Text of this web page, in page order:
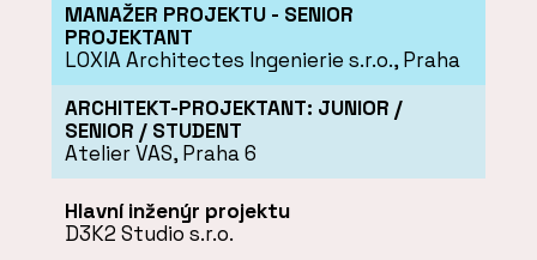
MANAŽER PROJEKTU - SENIOR
PROJEKTANT
LOXIA Architectes Ingenierie s.r.o., Praha
ARCHITEKT-PROJEKTANT: JUNIOR /
SENIOR / STUDENT
Atelier VAS, Praha 6
Hlavní inženýr projektu
D3K2 Studio s.r.o.